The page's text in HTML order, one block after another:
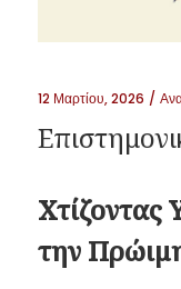
12 Μαρτίου, 2026
Χτίζοντας
την